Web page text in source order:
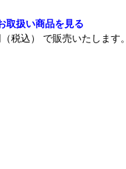
取扱い商品を見る
税込） で販売いたします。